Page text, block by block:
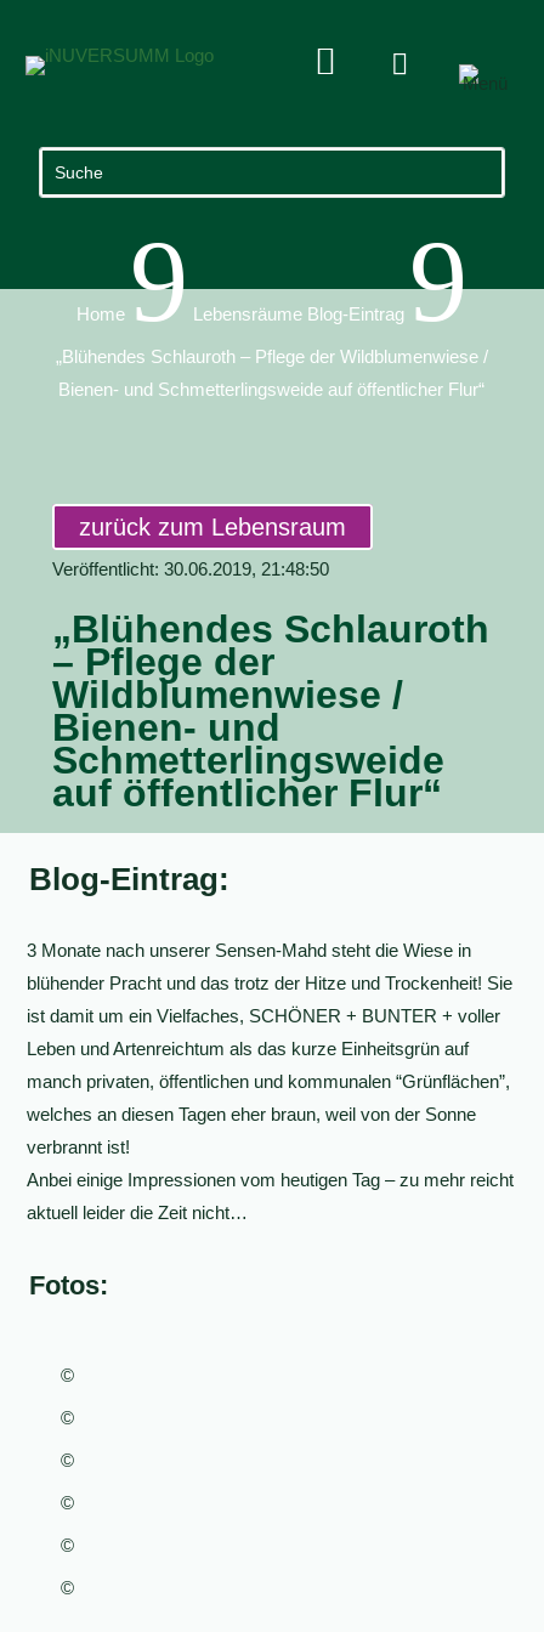
 
Home 9 Lebensräume Blog-Eintrag 9
„Blühendes Schlauroth – Pflege der Wildblumenwiese /
Bienen- und Schmetterlingsweide auf öffentlicher Flur“
zurück zum Lebensraum
Veröffentlicht: 30.06.2019, 21:48:50
„Blühendes Schlauroth
– Pflege der
Wildblumenwiese /
Bienen- und
Schmetterlingsweide
auf öffentlicher Flur“
Blog-Eintrag:
3 Monate nach unserer Sensen-Mahd steht die Wiese in
blühender Pracht und das trotz der Hitze und Trockenheit! Sie
ist damit um ein Vielfaches, SCHÖNER + BUNTER + voller
Leben und Artenreichtum als das kurze Einheitsgrün auf
manch privaten, öffentlichen und kommunalen “Grünflächen”,
welches an diesen Tagen eher braun, weil von der Sonne
verbrannt ist!
Anbei einige Impressionen vom heutigen Tag – zu mehr reicht
aktuell leider die Zeit nicht…
Fotos:
©
©
©
©
©
©